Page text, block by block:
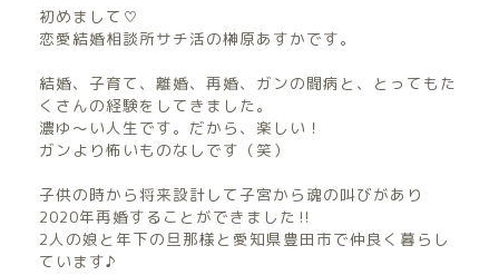
初めまして♡
恋愛結婚相談所サチ活の榊原あすかです。
結婚、子育て、離婚、再婚、ガンの闘病と、とってもた
くさんの経験をしてきました。
濃ゆ〜い人生です。だから、楽しい！
ガンより怖いものなしです（笑）
子供の時から将来設計して子宮から魂の叫びがあり
2020年再婚することができました‼︎
2人の娘と年下の旦那様と愛知県豊田市で仲良く暮らし
ています♪